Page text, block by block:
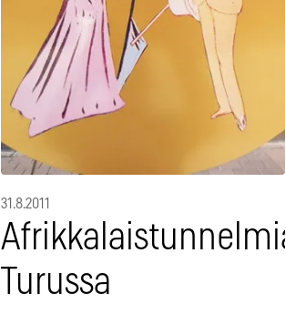
31.8.2011
Afrikkalaistunnelmia
Turussa